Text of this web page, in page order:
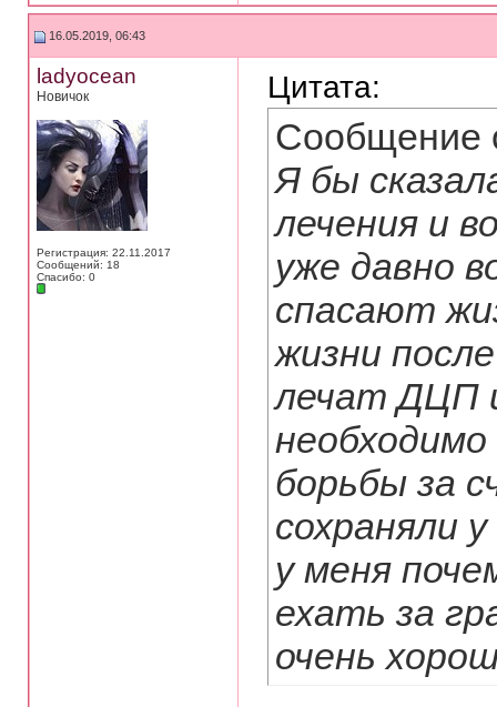
16.05.2019, 06:43
ladyocean
Новичок
Регистрация: 22.11.2017
Сообщений: 18
Спасибо: 0
Цитата:
Сообщение
Я бы
лечения и
уже давно
спасают
жизни
лечат ДЦП
борьбы за
сохраняли
у меня
ехать за
очень